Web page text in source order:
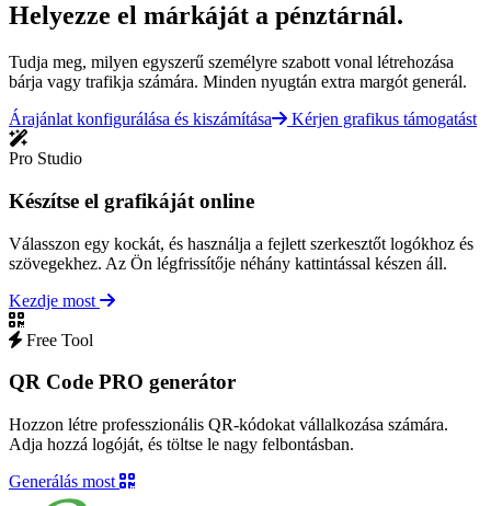
Helyezze el márkáját a pénztárnál.
Tudja meg, milyen egyszerű személyre szabott vonal létrehozása
bárja vagy trafikja számára. Minden nyugtán extra margót generál.
Árajánlat konfigurálása és kiszámítása
Kérjen grafikus támogatást
Pro Studio
Készítse el grafikáját online
Válasszon egy kockát, és használja a fejlett szerkesztőt logókhoz és
szövegekhez. Az Ön légfrissítője néhány kattintással készen áll.
Kezdje most
Free Tool
QR Code PRO generátor
Hozzon létre professzionális QR-kódokat vállalkozása számára.
Adja hozzá logóját, és töltse le nagy felbontásban.
Generálás most